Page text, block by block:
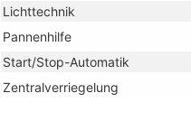
Lichttechnik
Pannenhilfe
Start/Stop-Automatik
Zentralverriegelung